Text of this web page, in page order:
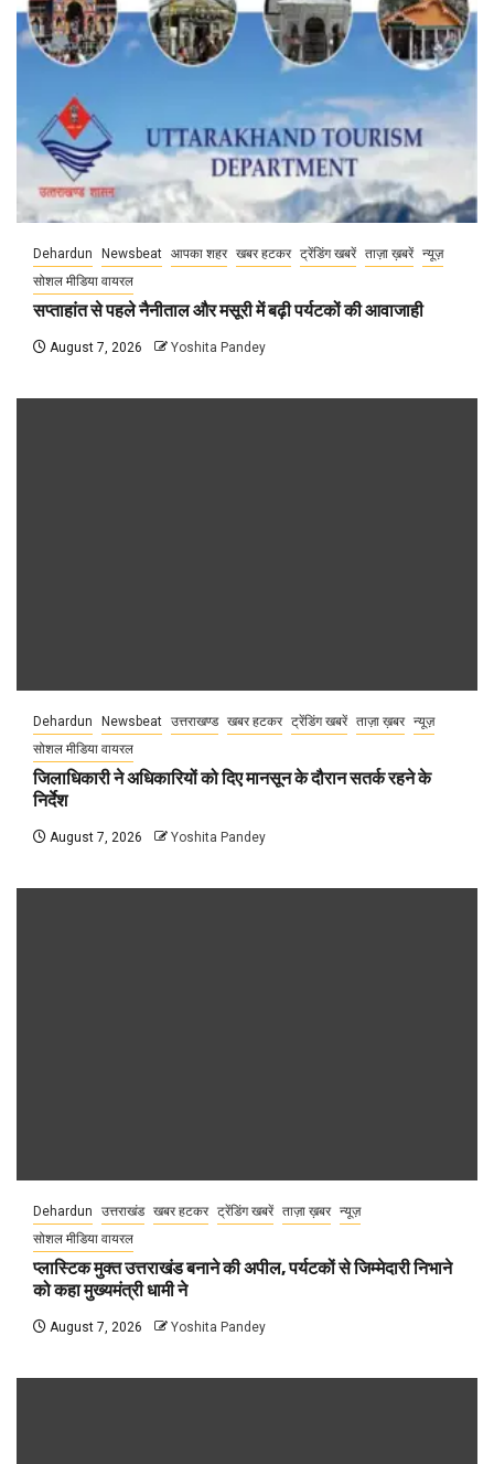
Dehardun Newsbeat आपका शहर खबर हटकर ट्रेंडिंग खबरें ताज़ा ख़बरें न्यूज़
सोशल मीडिया वायरल
सप्ताहांत से पहले नैनीताल और मसूरी में बढ़ी पर्यटकों की आवाजाही
August 7, 2026 Yoshita Pandey
Dehardun Newsbeat उत्तराखण्ड खबर हटकर ट्रेंडिंग खबरें ताज़ा ख़बर न्यूज़
सोशल मीडिया वायरल
जिलाधिकारी ने अधिकारियों को दिए मानसून के दौरान सतर्क रहने के
निर्देश
August 7, 2026 Yoshita Pandey
Dehardun उत्तराखंड खबर हटकर ट्रेंडिंग खबरें ताज़ा ख़बर न्यूज़
सोशल मीडिया वायरल
प्लास्टिक मुक्त उत्तराखंड बनाने की अपील, पर्यटकों से जिम्मेदारी निभाने
को कहा मुख्यमंत्री धामी ने
August 7, 2026 Yoshita Pandey